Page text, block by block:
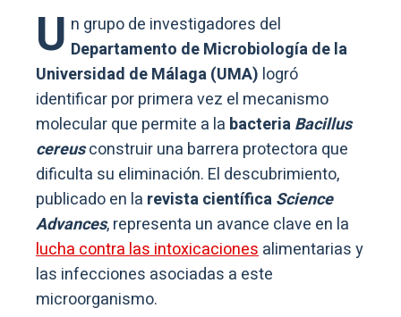
U n grupo de investigadores del
Departamento de Microbiología de la
Universidad de Málaga (UMA) logró
identificar por primera vez el mecanismo
molecular que permite a la bacteriaBacillus
cereusconstruir una barrera protectora que
dificulta su eliminación. El descubrimiento,
publicado en la revista científicaScience
Advances, representa un avance clave en la
lucha contra las intoxicacionesalimentarias y
las infecciones asociadas a este
microorganismo.